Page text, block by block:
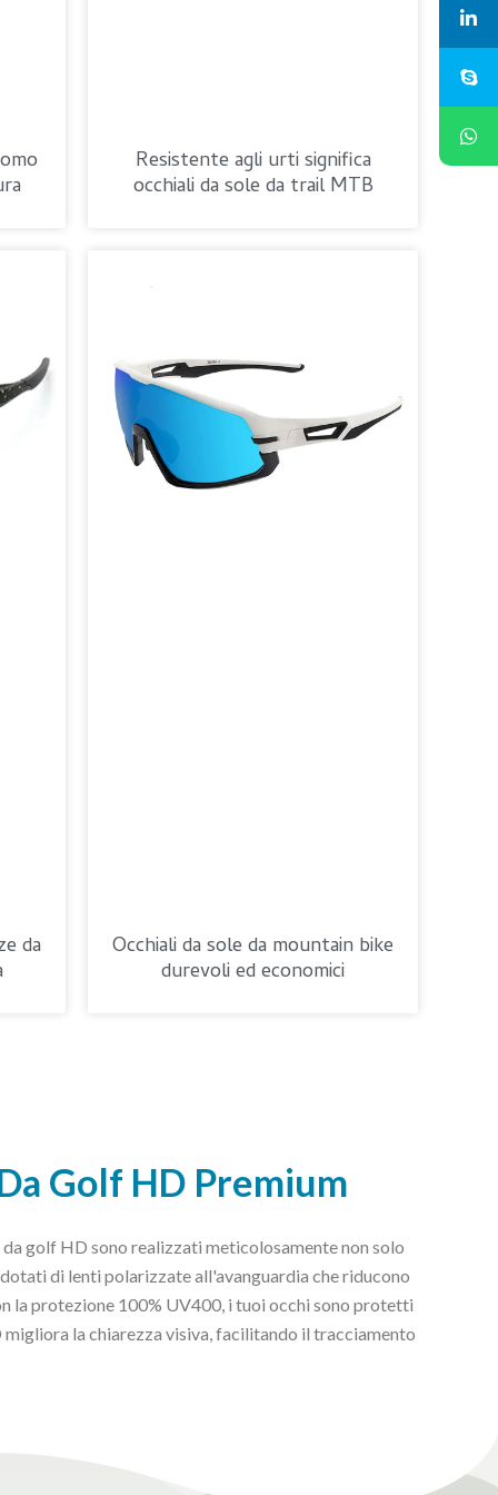
Resistente agli urti significa
occhiali da sole da trail MTB
da Occhiali da sole da mountain bike
durevoli ed economici
Golf HD Premium
golf HD sono realizzati meticolosamente non solo
di lenti polarizzate all'avanguardia che riducono
la protezione 100% UV400, i tuoi occhi sono protetti
la chiarezza visiva, facilitando il tracciamento